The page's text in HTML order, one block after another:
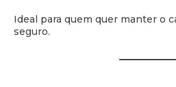
Ideal para quem quer manter o
seguro.